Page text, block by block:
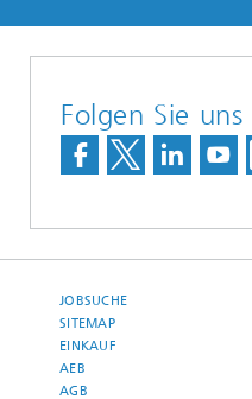
Folgen Sie uns
JOBSUCHE
SITEMAP
EINKAUF
AEB
AGB